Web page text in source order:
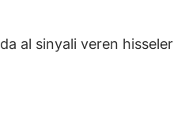
al sinyali veren hisseler